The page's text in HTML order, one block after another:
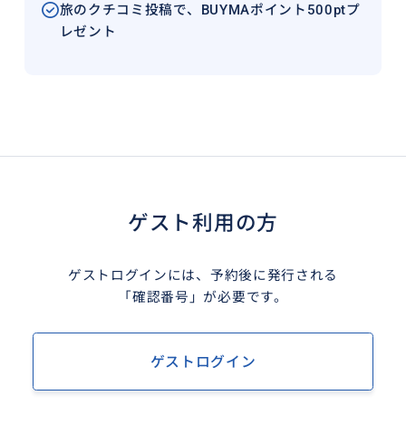
旅のクチコミ投稿で、BUYMAポイント500ptプ
レゼント
ゲスト利用の方
ゲストログインには、予約後に発行される
「確認番号」が必要です。
ゲストログイン